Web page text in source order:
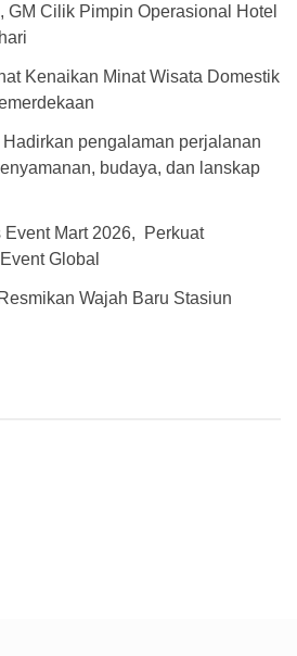
GM Cilik Pimpin Operasional Hotel
Kenaikan Minat Wisata Domestik
pengalaman perjalanan
budaya, dan lanskap
Event Mart 2026, Perkuat
Global
Wajah Baru Stasiun